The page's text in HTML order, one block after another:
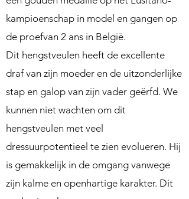
kampioenschap in model en gangen op
de proefvan 2 ans in België.
Dit hengstveulen heeft de excellente
draf van zijn moeder en de uitzonderlijke
stap en galop van zijn vader geërfd. We
kunnen niet wachten om dit
hengstveulen met veel
dressuurpotentieel te zien evolueren. Hij
is gemakkelijk in de omgang vanwege
zijn kalme en openhartige karakter. Dit